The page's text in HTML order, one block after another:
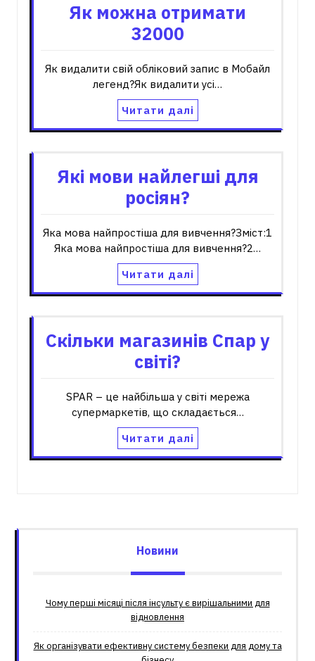
Як можна отримати
32000
Як видалити свій обліковий запис в Мобайл
легенд?Як видалити усі…
Читати далі
Які мови найлегші для
росіян?
Яка мова найпростіша для вивчення?Зміст:1
Яка мова найпростіша для вивчення?2…
Читати далі
Скільки магазинів Спар у
світі?
SPAR – це найбільша у світі мережа
супермаркетів, що складається…
Читати далі
Новини
Чому перші місяці після інсульту є вирішальними для
відновлення
Як організувати ефективну систему безпеки для дому та